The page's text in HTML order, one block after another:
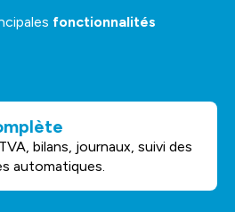
fonctionnalités
bilans, journaux, suivi des
automatiques.